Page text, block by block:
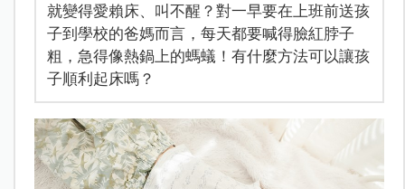
就變得愛賴床、叫不醒？對一早要在上班前送孩
子到學校的爸媽而言，每天都要喊得臉紅脖子
粗，急得像熱鍋上的螞蟻！有什麼方法可以讓孩
子順利起床嗎？